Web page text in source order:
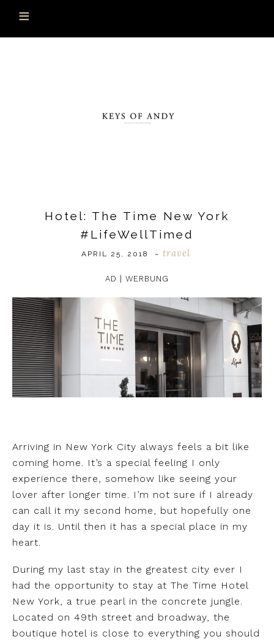
Hotel: The Time New York
#LifeWellTimed
APRIL 25, 2018 ~ travel
AD | WERBUNG
Arriving in New York City always feels a bit like
coming home. It’s a special feeling I only
experience there, somehow like seeing your
lover after longer time. I’m not sure if I already
can call it my second home, but hopefully one
day it is. Until then it has a special place in my
heart.
During my last stay in the greatest city ever I
had the opportunity to stay at The Time Hotel
New York, a true pearl in the concrete jungle.
Located on 49th street and broadway, the
boutique hotel is close to everything you should